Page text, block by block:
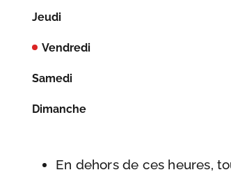
Jeudi
Vendredi
Samedi
Dimanche
En dehors de ces heures,